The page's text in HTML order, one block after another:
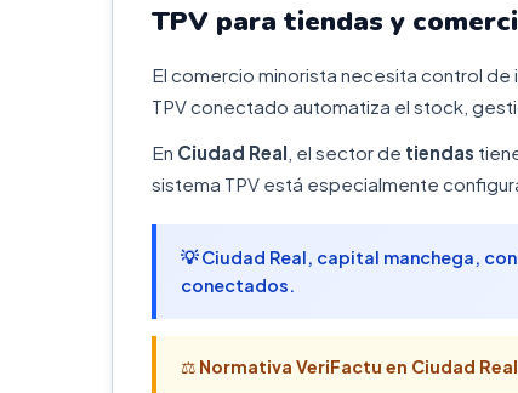
TPV para tiendas y
El comercio minorista necesita control
TPV conectado automatiza el stock,
En Ciudad Real , el sector de tiendas
sistema TPV está especialmente
💡 Ciudad Real, capital manchega,
conectados.
⚖️ Normativa VeriFactu en Ciudad